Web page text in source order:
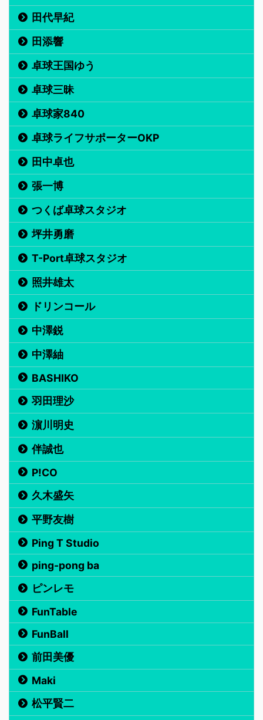
田代早紀
田添響
卓球王国ゆう
卓球三昧
卓球家840
卓球ライフサポーターOKP
田中卓也
張一博
つくば卓球スタジオ
坪井勇磨
T-Port卓球スタジオ
照井雄太
ドリンコール
中澤鋭
中澤紬
BASHIKO
羽田理沙
濵川明史
伴誠也
P!CO
久木盛矢
平野友樹
Ping T Studio
ping-pong ba
ピンレモ
FunTable
FunBall
前田美優
Maki
松平賢二